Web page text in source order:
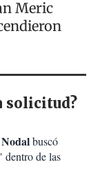
Meric
solicitud?
Nodalbuscó
dentro de las